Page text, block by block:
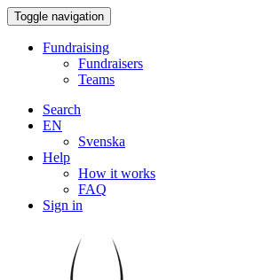
Toggle navigation
Fundraising
Fundraisers
Teams
Search
EN
Svenska
Help
How it works
FAQ
Sign in